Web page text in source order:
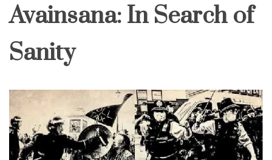
Avainsana: In Search of
Sanity